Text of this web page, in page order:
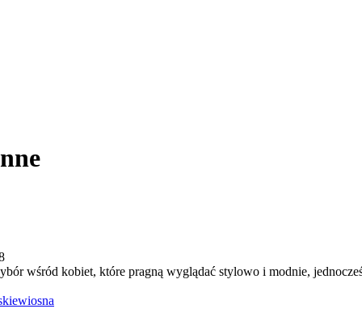
wśród kobiet, które pragną wyglądać stylowo i modnie,
wiosna